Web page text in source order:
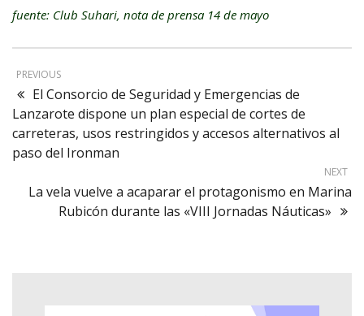
fuente: Club Suhari, nota de prensa 14 de mayo
PREVIOUS
El Consorcio de Seguridad y Emergencias de
Lanzarote dispone un plan especial de cortes de
carreteras, usos restringidos y accesos alternativos al
paso del Ironman
NEXT
La vela vuelve a acaparar el protagonismo en Marina
Rubicón durante las «VIII Jornadas Náuticas»